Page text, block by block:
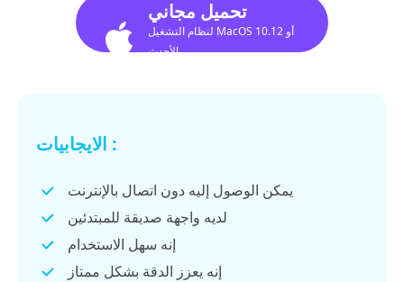
تحميل مجاني
لنظام التشغيل MacOS 10.12 أو
الأحدث
الايجابيات :
يمكن الوصول إليه دون اتصال بالإنترنت
لديه واجهة صديقة للمبتدئين
إنه سهل الاستخدام
إنه يعزز الدقة بشكل ممتاز